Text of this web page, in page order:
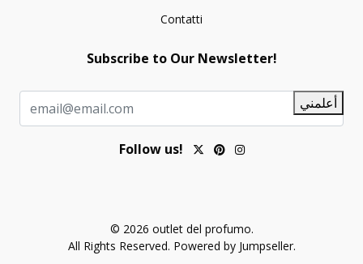
Contatti
Subscribe to Our Newsletter!
أعلمني
Follow us!
© 2026 outlet del profumo.
All Rights Reserved. Powered by Jumpseller.